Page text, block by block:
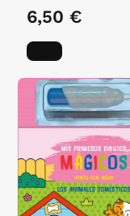
6,50 €